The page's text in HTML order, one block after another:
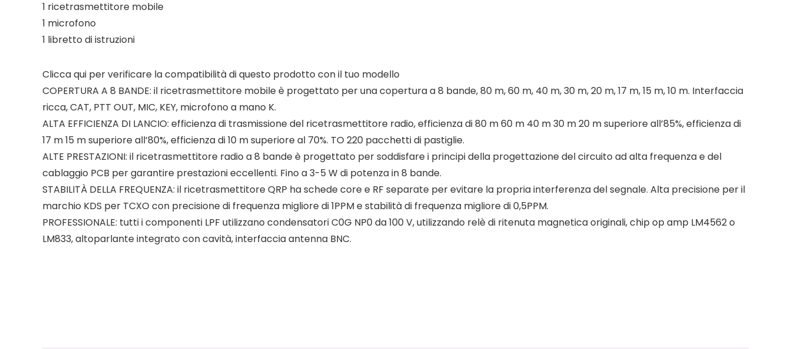
1 ricetrasmettitore mobile
1 microfono
1 libretto di istruzioni
Clicca qui per verificare la compatibilità di questo prodotto con il tuo modello
COPERTURA A 8 ​​BANDE: il ricetrasmettitore mobile è progettato per una copertura a 8 bande, 80 m, 60 m, 40 m, 30 m, 20 m, 17 m, 15 m, 10 m. Interfaccia
ricca, CAT, PTT OUT, MIC, KEY, microfono a mano K.
ALTA EFFICIENZA DI LANCIO: efficienza di trasmissione del ricetrasmettitore radio, efficienza di 80 m 60 m 40 m 30 m 20 m superiore all’85%, efficienza di
17 m 15 m superiore all’80%, efficienza di 10 m superiore al 70%. TO 220 pacchetti di pastiglie.
ALTE PRESTAZIONI: il ricetrasmettitore radio a 8 bande è progettato per soddisfare i principi della progettazione del circuito ad alta frequenza e del
cablaggio PCB per garantire prestazioni eccellenti. Fino a 3-5 W di potenza in 8 bande.
STABILITÀ DELLA FREQUENZA: il ricetrasmettitore QRP ha schede core e RF separate per evitare la propria interferenza del segnale. Alta precisione per il
marchio KDS per TCXO con precisione di frequenza migliore di 1PPM e stabilità di frequenza migliore di 0,5PPM.
PROFESSIONALE: tutti i componenti LPF utilizzano condensatori C0G NP0 da 100 V, utilizzando relè di ritenuta magnetica originali, chip op amp LM4562 o
LM833, altoparlante integrato con cavità, interfaccia antenna BNC.